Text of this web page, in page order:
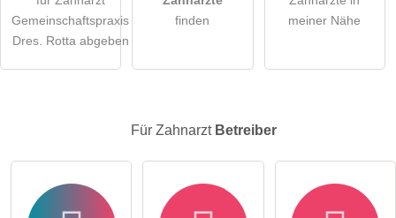
Besucher sichtbar
Gemeinschaftspraxis
Dres. Rotta abgeben
finden
meiner Nähe
Für Zahnarzt Betreiber